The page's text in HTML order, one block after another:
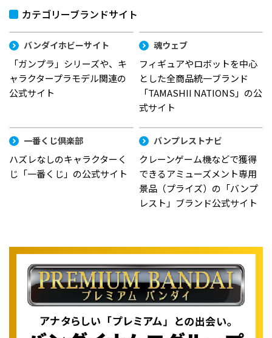
カテゴリーブランドサイト
バンダイホビーサイト
「ガンプラ」シリーズや、キ
ャラクタープラモデル関連の
公式サイト
魂ウェブ
フィギュアやロボットを中心
とした全商品統一ブランド
「TAMASHII NATIONS」の公
式サイト
一番くじ倶楽部
ハズレなしのキャラクターく
じ「一番くじ」の公式サイト
バンプレストナビ
クレーンゲーム機などで獲得
できるアミューズメント専用
景品（プライズ）の「バンプ
レスト」ブランド公式サイト